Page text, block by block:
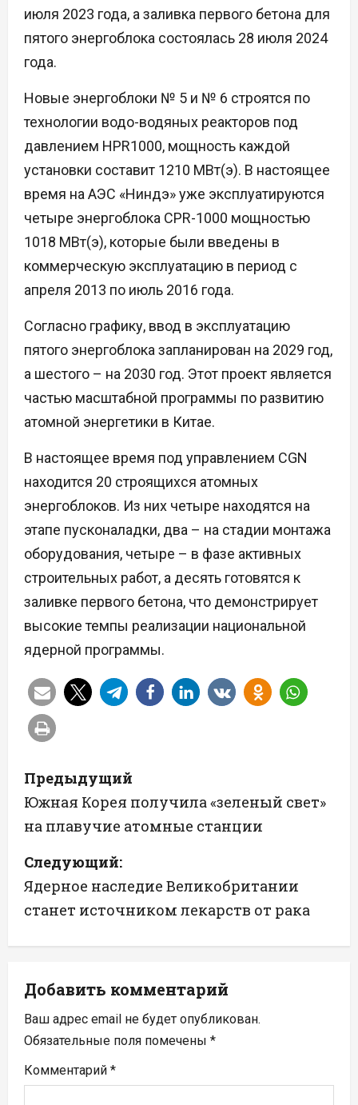
июля 2023 года, а заливка первого бетона для
пятого энергоблока состоялась 28 июля 2024
года.
Новые энергоблоки № 5 и № 6 строятся по
технологии водо-водяных реакторов под
давлением HPR1000, мощность каждой
установки составит 1210 МВт(э). В настоящее
время на АЭС «Ниндэ» уже эксплуатируются
четыре энергоблока CPR-1000 мощностью
1018 МВт(э), которые были введены в
коммерческую эксплуатацию в период с
апреля 2013 по июль 2016 года.
Согласно графику, ввод в эксплуатацию
пятого энергоблока запланирован на 2029 год,
а шестого – на 2030 год. Этот проект является
частью масштабной программы по развитию
атомной энергетики в Китае.
В настоящее время под управлением CGN
находится 20 строящихся атомных
энергоблоков. Из них четыре находятся на
этапе пусконаладки, два – на стадии монтажа
оборудования, четыре – в фазе активных
строительных работ, а десять готовятся к
заливке первого бетона, что демонстрирует
высокие темпы реализации национальной
ядерной программы.
Н
а
в
и
г
а
и
я
п
Предыдущий
Южная Корея получила «зеленый свет»
на плавучие атомные станции
Следующий:
Ядерное наследие Великобритании
станет источником лекарств от рака
Добавить комментарий
Ваш адрес email не будет опубликован.
Обязательные поля помечены *
Комментарий *